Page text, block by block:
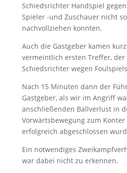
Schiedsrichter Handspiel gegen
Spieler -und Zuschauer nicht
nachvollziehen konnten.
Auch die Gastgeber kamen
vermeintlich ersten Treffer, der
Schiedsrichter wegen
Nach 15 Minuten dann der
Gastgeber, als wir im Angriff
anschließenden Ballverlust in
Vorwärtsbewegung zum
erfolgreich abgeschlossen
Ein notwendiges
war dabei nicht zu erkennen.